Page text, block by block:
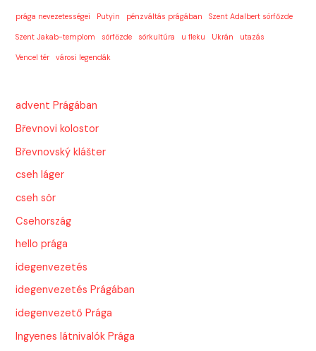
prága nevezetességei Putyin pénzváltás prágában Szent Adalbert sörfőzde
Szent Jakab-templom sörfőzde sörkultúra u fleku Ukrán utazás
Vencel tér városi legendák
advent Prágában
Břevnovi kolostor
Břevnovský klášter
cseh láger
cseh sör
Csehország
hello prága
idegenvezetés
idegenvezetés Prágában
idegenvezető Prága
Ingyenes látnivalók Prága